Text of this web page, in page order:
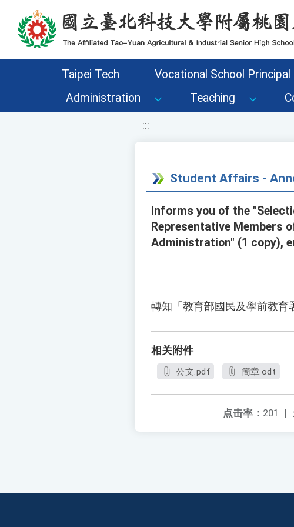
移至網頁之主要內容區位置
Taipei Tech Vocational School
Administration
Teaching
:::
Student Affairs -
Informs you of the
Representative Members
Administration" (1 copy),
轉知「教育部國民及學前教育
相关附件
公文.pdf 簡章.odt
点击率： 201 |